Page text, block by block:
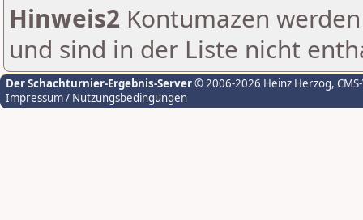
Hinweis2 Kontumazen
und sind in der Liste nicht
Der Schachturnier-Ergebnis-Server© 2006-2026 Heinz Herzog,
Impressum / Nutzungsbedingungen